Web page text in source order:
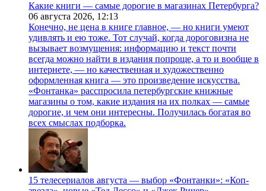
Какие книги — самые дорогие в магазинах Петербурга?
06 августа 2026, 12:13
Конечно, не цена в книге главное, — но книги умеют
удивлять и ею тоже. Тот случай, когда дороговизна не
вызывает возмущения: информацию и текст почти
всегда можно найти в издания попроще, а то и вообще в
интернете, — но качественная и художественно
оформленная книга — это произведение искусства.
«Фонтанка» расспросила петербургские книжные
магазины о том, какие издания на их полках — самые
дорогие, и чем они интересны. Получилась богатая во
всех смыслах подборка.
15 телесериалов августа — выбор «Фонтанки»: «Коп-